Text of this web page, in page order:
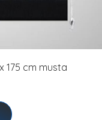
175 cm musta